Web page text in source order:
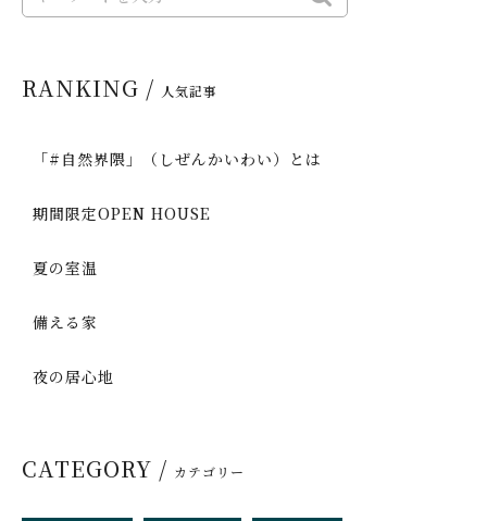
RANKING / 人気記事
「#自然界隈」（しぜんかいわい）とは
期間限定OPEN HOUSE
夏の室温
備える家
夜の居心地
CATEGORY / カテゴリー